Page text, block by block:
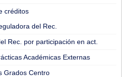
créditos
del Rec.
Rec. por participación en act.
Académicas Externas
Grados Centro